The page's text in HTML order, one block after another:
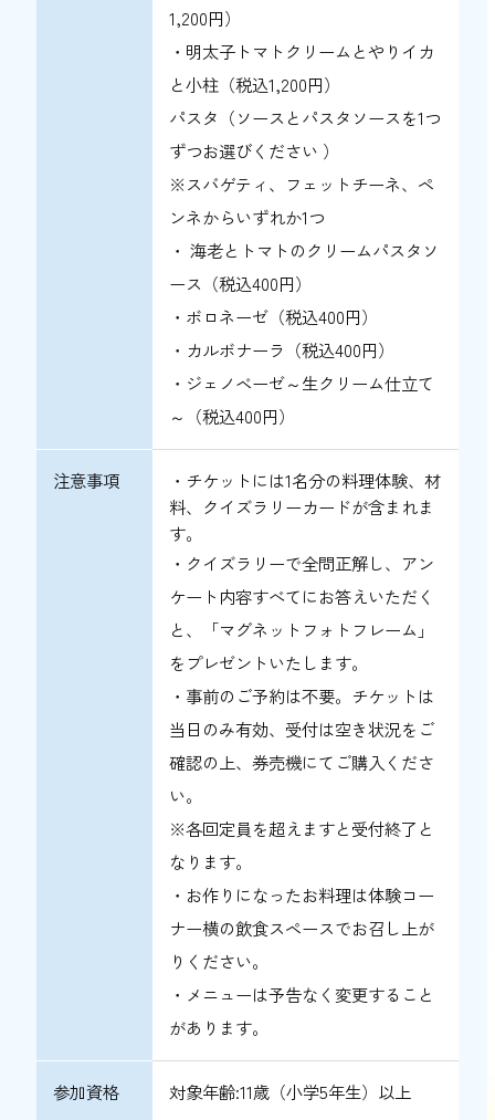
1,200円）
・明太子トマトクリームとやりイカ
と小柱（税込1,200円）
パスタ（ソースとパスタソースを1つ
ずつお選びください ）
※スバゲティ、フェットチーネ、ペ
ンネからいずれか1つ
・ 海老とトマトのクリームパスタソ
ース（税込400円）
・ボロネーゼ（税込400円）
・カルボナーラ（税込400円）
・ジェノベーゼ～生クリーム仕立て
～（税込400円）
注意事項
・チケットには1名分の料理体験、材
料、クイズラリーカードが含まれま
す。
・クイズラリーで全問正解し、アン
ケート内容すべてにお答えいただく
と、「マグネットフォトフレーム」
をプレゼントいたします。
・事前のご予約は不要。チケットは
当日のみ有効、受付は空き状況をご
確認の上、券売機にてご購入くださ
い。
※各回定員を超えますと受付終了と
なります。
・お作りになったお料理は体験コー
ナー横の飲食スペースでお召し上が
りください。
・メニューは予告なく変更すること
があります。
参加資格 対象年齢:11歳（小学5年生）以上